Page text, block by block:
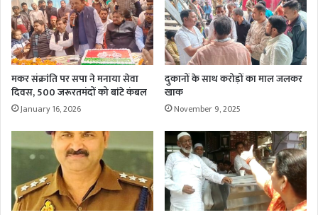
मकर संक्रांति पर सपा ने मनाया सेवा
दिवस, 500 जरूरतमंदों को बांटे कंबल
January 16, 2026
दुकानों के साथ करोड़ों का माल जलकर
खाक
November 9, 2025